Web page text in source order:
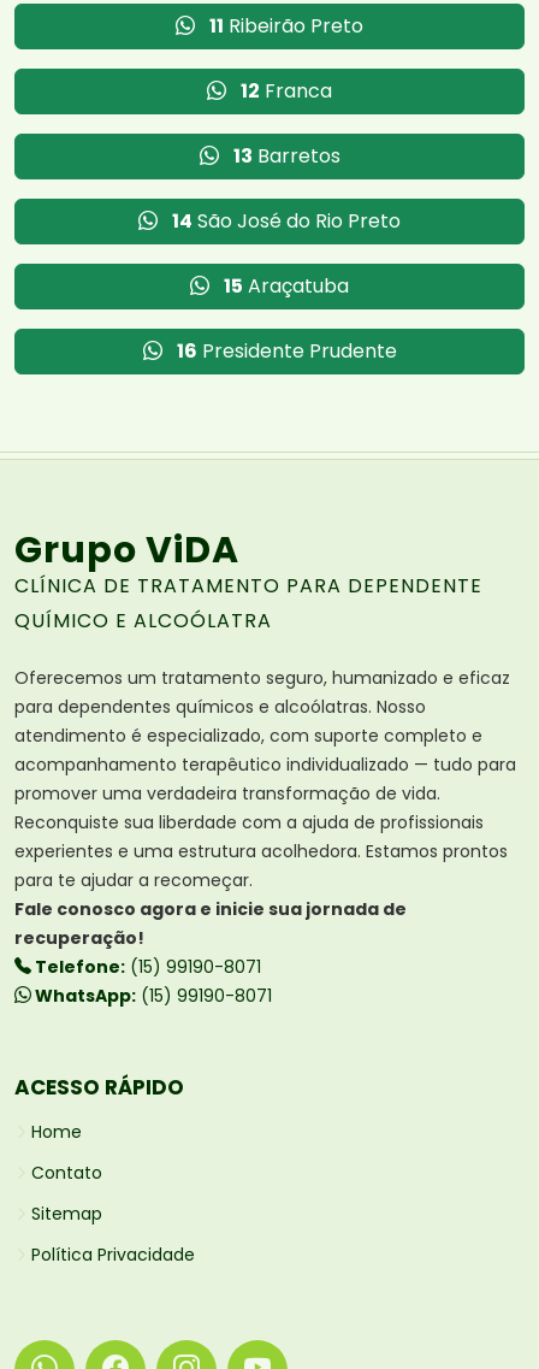
11 Ribeirão Preto
12 Franca
13 Barretos
14 São José do Rio Preto
15 Araçatuba
16 Presidente Prudente
Grupo ViDA
CLÍNICA DE TRATAMENTO PARA DEPENDENTE
QUÍMICO E ALCOÓLATRA
Oferecemos um tratamento seguro, humanizado e eficaz
para dependentes químicos e alcoólatras. Nosso
atendimento é especializado, com suporte completo e
acompanhamento terapêutico individualizado — tudo para
promover uma verdadeira transformação de vida.
Reconquiste sua liberdade com a ajuda de profissionais
experientes e uma estrutura acolhedora. Estamos prontos
para te ajudar a recomeçar.
Fale conosco agora e inicie sua jornada de
recuperação!
Telefone: (15) 99190-8071
WhatsApp: (15) 99190-8071
ACESSO RÁPIDO
Home
Contato
Sitemap
Política Privacidade